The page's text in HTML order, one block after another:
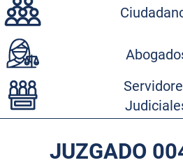
JUZGADO